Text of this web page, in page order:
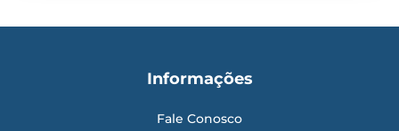
Informações
Fale Conosco